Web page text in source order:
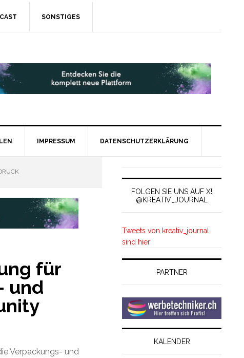
SONSTIGES
IMPRESSUM DATENSCHUTZERKLÄRUNG
für
und
Verpackungs- und
FOLGEN SIE UNS AUF X!
@KREATIV_JOURNAL
Tweets von kreativ_journal
sind hier
PARTNER
KALENDER